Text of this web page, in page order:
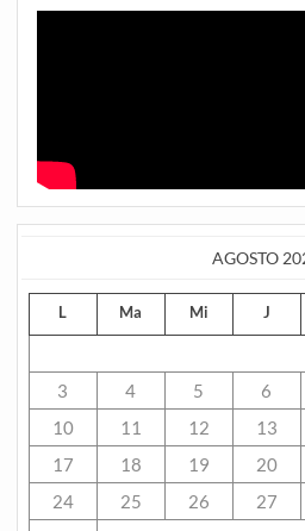
AGOSTO
L Ma Mi J
3
4 5 6
10
11 12 13
17
18 19 20
24
25 26 27